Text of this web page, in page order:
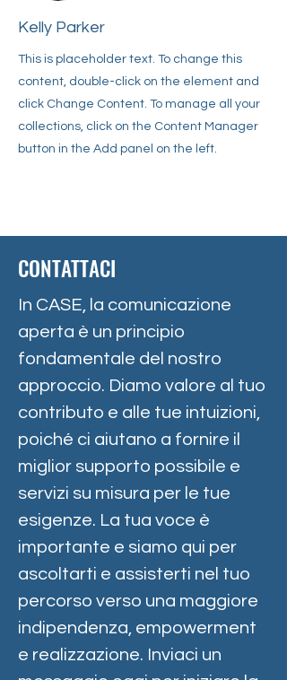
Kelly Parker
This is placeholder text. To change this
content, double-click on the element and
click Change Content. To manage all your
collections, click on the Content Manager
button in the Add panel on the left.
CONTATTACI
In CASE, la comunicazione
aperta è un principio
fondamentale del nostro
approccio. Diamo valore al tuo
contributo e alle tue intuizioni,
poiché ci aiutano a fornire il
miglior supporto possibile e
servizi su misura per le tue
esigenze. La tua voce è
importante e siamo qui per
ascoltarti e assisterti nel tuo
percorso verso una maggiore
indipendenza, empowerment
e realizzazione. Inviaci un